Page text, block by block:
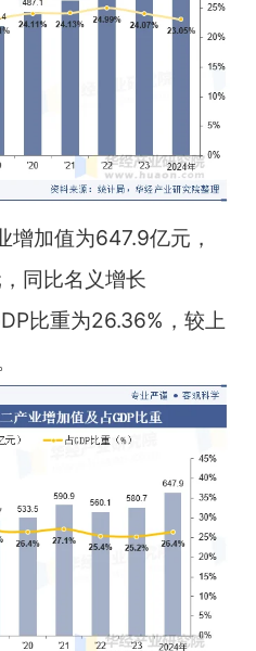
加值为647.9亿元，
同比名义增长
比重为26.36%，较上